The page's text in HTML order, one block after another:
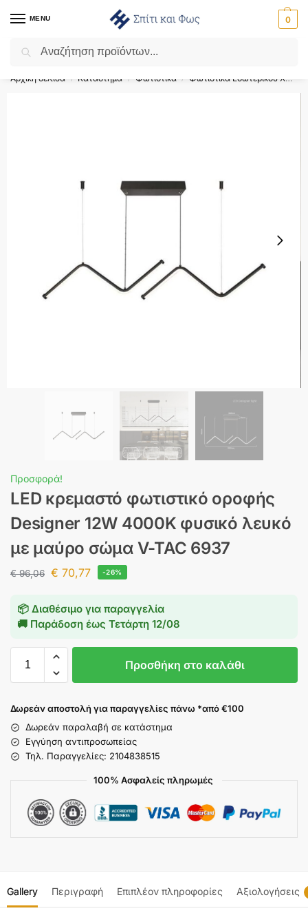
MENU 0
Flash Sale ⚡ 10% Έκπτωση με τον κωδικό ‘SPRING’!
Αρχική σελίδα / Κατάστημα / Φωτιστικά / Φωτιστικά Εσωτερικού Χώρου
Προσφορά!
LED κρεμαστό φωτιστικό οροφής
Designer 12W 4000K φυσικό λευκό
με μαύρο σώμα V-TAC 6937
€96,06 € 70,77 -26%
📦 Διαθέσιμο για παραγγελία
🚚 Παράδοση έως Τετάρτη 12/08
Προσθήκη στο καλάθι
Δωρεάν αποστολή για παραγγελίες πάνω *από €100
Δωρεάν παραλαβή σε κατάστημα
Εγγύηση αντιπροσωπείας
Τηλ. Παραγγελίες: 2104838515
100% Ασφαλείς πληρωμές
Gallery Περιγραφή Επιπλέον πληροφορίες Αξιολογήσεις